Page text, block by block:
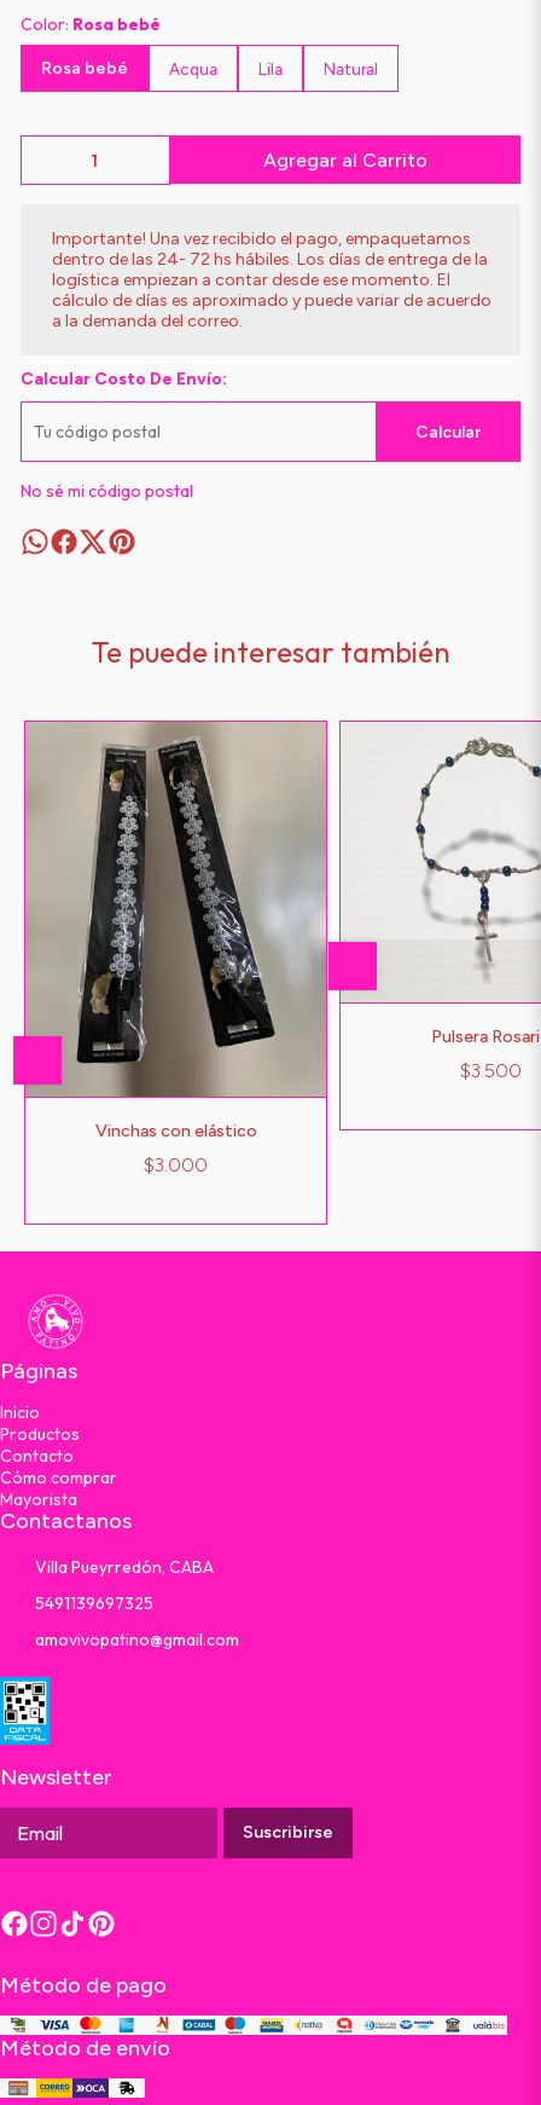
Color: Rosa bebé
Rosa bebé Acqua Lila Natural
Agregar al Carrito
Importante! Una vez recibido el pago, empaquetamos
dentro de las 24- 72 hs hábiles. Los días de entrega de la
logística empiezan a contar desde ese momento. El
cálculo de días es aproximado y puede variar de acuerdo
a la demanda del correo.
Calcular Costo De Envío:
Calcular
No sé mi código postal
Te puede interesar también
Vinchas con elástico
$3.000
Pulsera
$3.500
Páginas
Inicio
Productos
Contacto
Cómo comprar
Mayorista
Contactanos
Villa Pueyrredón, CABA
5491139697325
amovivopatino@gmail.com
Newsletter
Suscribirse
Método de pago
Método de envío